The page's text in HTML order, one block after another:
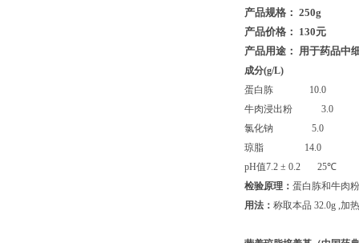
产品规格： 250g
产品价格： 130元
产品用途： 用于药品中
成分(g/L)
蛋白胨 10.0
牛肉浸出粉 3.0
氯化钠 5.0
琼脂 14.0
pH值7.2 ± 0.2 25℃
检验原理： 蛋白胨和牛肉
用法： 称取本品 32.0g ,加